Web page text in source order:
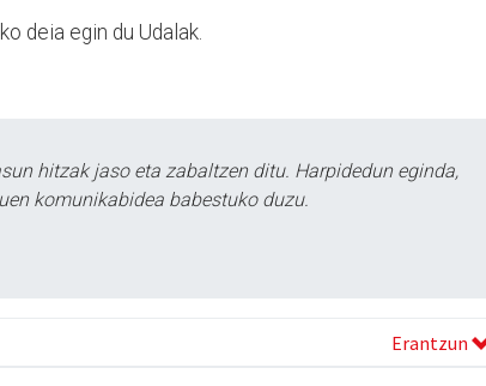
deia egin du Udalak.
hitzak jaso eta zabaltzen ditu. Harpidedun eginda,
komunikabidea babestuko duzu.
Erantzun